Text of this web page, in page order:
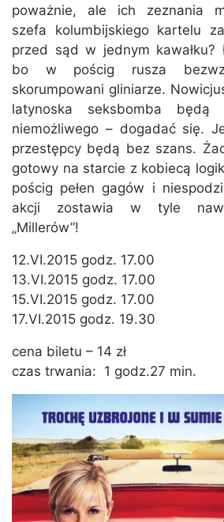
poważnie, ale ich zeznania
szefa kolumbijskiego kartelu
przed sąd w jednym
bo w pościg rusza
skorumpowani gliniarze.
latynoska seksbomba będą
niemożliwego – dogadać się.
przestępcy będą bez szans.
gotowy na starcie z kobiecą
pościg pełen gagów i
akcji zostawia w tyle
„Millerów”!
12.VI.2015 godz. 17.00
13.VI.2015 godz. 17.00
15.VI.2015 godz. 17.00
17.VI.2015 godz. 19.30
cena biletu – 14 zł
czas trwania: 1 godz.27 min.